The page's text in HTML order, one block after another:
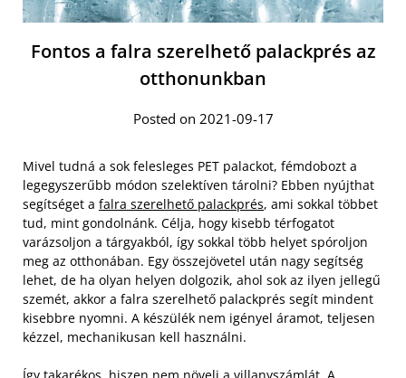
Fontos a falra szerelhető palackprés az
otthonunkban
Posted on 2021-09-17
Mivel tudná a sok felesleges PET palackot, fémdobozt a
legegyszerűbb módon szelektíven tárolni? Ebben nyújthat
segítséget a falra szerelhető palackprés, ami sokkal többet
tud, mint gondolnánk. Célja, hogy kisebb térfogatot
varázsoljon a tárgyakból, így sokkal több helyet spóroljon
meg az otthonában. Egy összejövetel után nagy segítség
lehet, de ha olyan helyen dolgozik, ahol sok az ilyen jellegű
szemét, akkor a falra szerelhető palackprés segít mindent
kisebbre nyomni. A készülék nem igényel áramot, teljesen
kézzel, mechanikusan kell használni.